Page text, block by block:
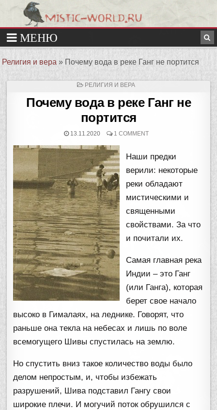
Религия и вера » Почему вода в реке Ганг не портится
ОПУБЛИКОВАНО
РЕЛИГИЯ И ВЕРА
Почему вода в реке Ганг не
портится
13.11.2020 1 COMMENT
Наши предки
верили: некоторые
реки обладают
мистическими и
священными
свойствами. За что
и почитали их.
Самая главная река
Индии – это Ганг
(или Ганга), которая
берет свое начало
высоко в Гималаях, на леднике. Говорят, что
раньше она текла на небесах и лишь по воле
всемогущего Шивы спустилась на землю.
Но спустить вниз такое количество воды было
делом непростым, и, чтобы избежать
разрушений, Шива подставил Гангу свои
широкие плечи. И могучий поток обрушился с